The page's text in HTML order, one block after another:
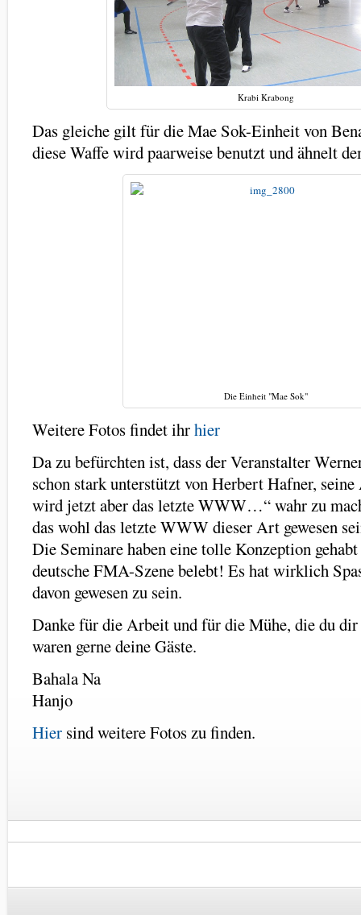
Krabi Krabong
Das gleiche gilt für die Mae Sok-Einheit von
diese Waffe wird paarweise benutzt und ähnelt
Die Einheit "Mae Sok"
Weitere Fotos findet ihrhier
Da zu befürchten ist, dass der Veranstalter
schon stark unterstützt von Herbert Hafner,
wird jetzt aber das letzte WWW…“ wahr zu
das wohl das letzte WWW dieser Art gewesen
Die Seminare haben eine tolle Konzeption
deutsche FMA-Szene belebt! Es hat wirklich
davon gewesen zu sein.
Danke für die Arbeit und für die Mühe, die du
waren gerne deine Gäste.
Bahala Na
Hanjo
Hier sind weitere Fotos zu finden.